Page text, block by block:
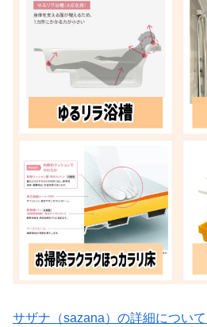
サザナ（sazana）の詳細につい